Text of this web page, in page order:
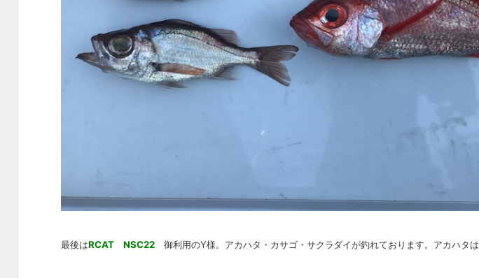
最後はRCAT NSC22御利用のY様。アカハタ・カサゴ・サクラダイが釣れております。アカハタは